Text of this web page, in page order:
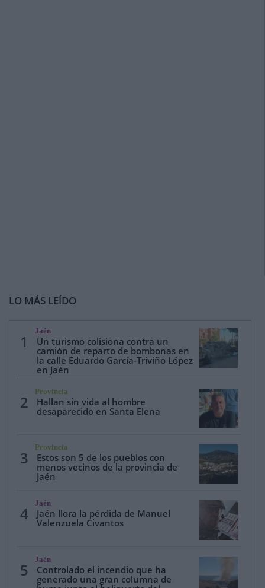
LO MÁS LEÍDO
1
Jaén
Un turismo colisiona contra un
camión de reparto de bombonas en
la calle Eduardo García-Triviño López
en Jaén
2
Provincia
Hallan sin vida al hombre
desaparecido en Santa Elena
3
Provincia
Estos son 5 de los pueblos con
menos vecinos de la provincia de
Jaén
4
Jaén
Jaén llora la pérdida de Manuel
Valenzuela Civantos
5
Jaén
Controlado el incendio que ha
generado una gran columna de